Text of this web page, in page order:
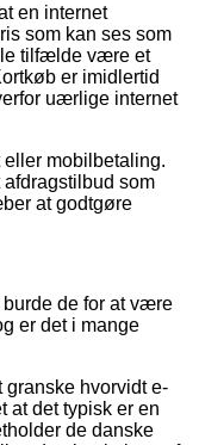
en internet
som kan ses som
tilfælde være et
er imidlertid
uærlige internet
mobilbetaling.
som
at godtgøre
burde de for at være
er det i mange
granske hvorvidt e-
at det typisk er en
de danske